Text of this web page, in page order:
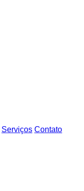
Serviços Contato